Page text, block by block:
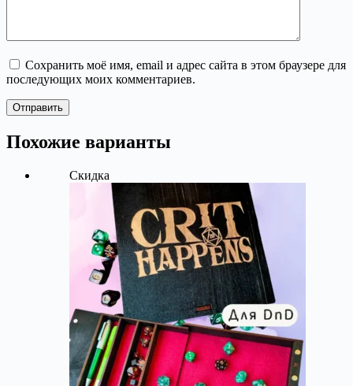
Сохранить моё имя, email и адрес сайта в этом браузере для
последующих моих комментариев.
Отправить
Похожие варианты
Скидка